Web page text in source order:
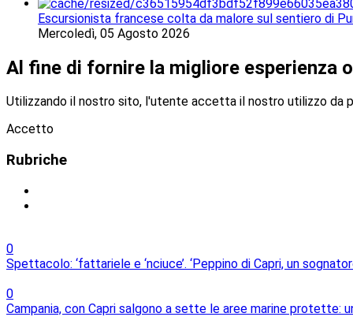
Escursionista francese colta da malore sul sentiero di
Mercoledì, 05 Agosto 2026
Al fine di fornire la migliore esperienza
Utilizzando il nostro sito, l'utente accetta il nostro utilizzo da
Accetto
Rubriche
0
Spettacolo: ‘fattariele e ‘nciuce’. ‘Peppino di Capri, un
0
Campania, con Capri salgono a sette le aree marine